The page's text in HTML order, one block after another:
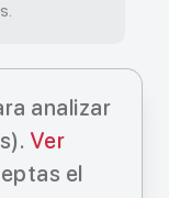
analizar
Ver
el